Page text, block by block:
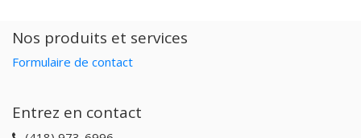
Nos produits et services
Formulaire de contact
Entrez en contact